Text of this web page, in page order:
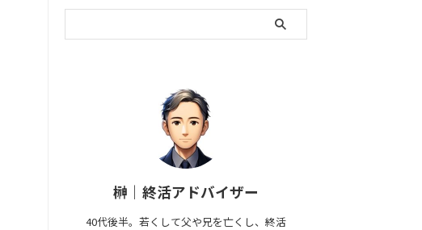
榊｜終活アドバイザー
40代後半。若くして父や兄を亡くし、終活